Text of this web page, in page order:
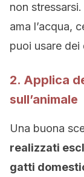
non
ama l’acqua,
puoi usare
2. Applica
sull’animale
Una buona
realizzati
gatti